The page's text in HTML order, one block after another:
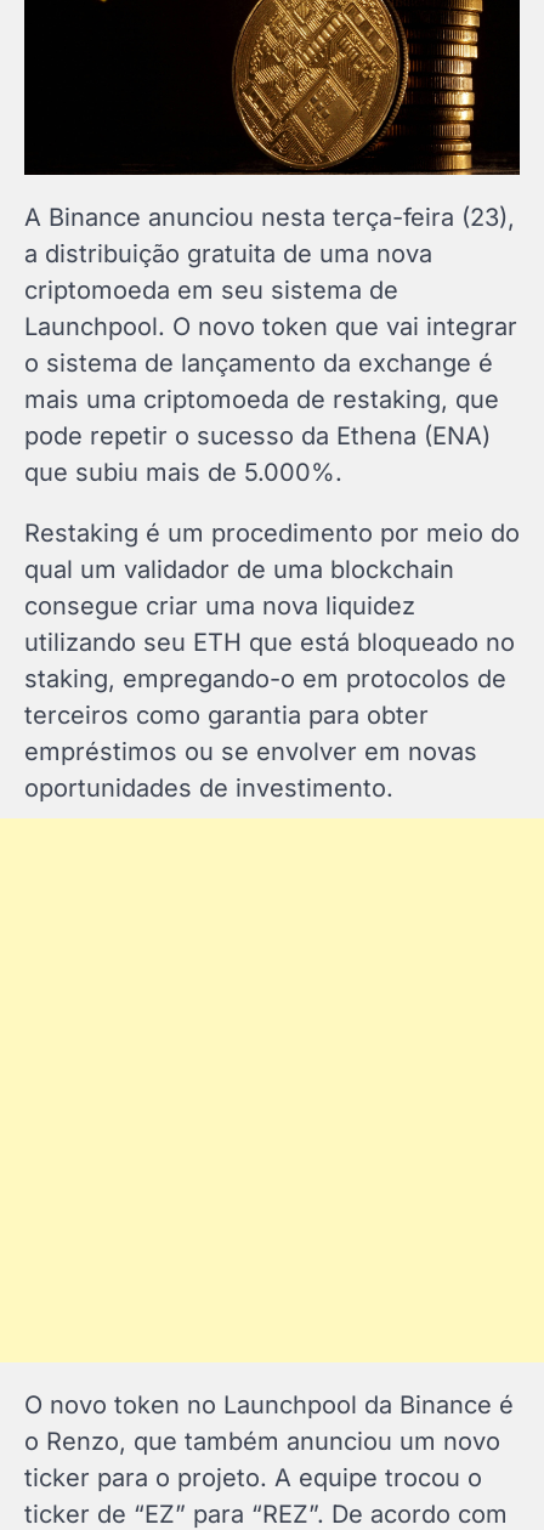
A Binance anunciou nesta terça-feira (23),
a distribuição gratuita de uma nova
criptomoeda em seu sistema de
Launchpool. O novo token que vai integrar
o sistema de lançamento da exchange é
mais uma criptomoeda de restaking, que
pode repetir o sucesso da Ethena (ENA)
que subiu mais de 5.000%.
Restaking é um procedimento por meio do
qual um validador de uma blockchain
consegue criar uma nova liquidez
utilizando seu ETH que está bloqueado no
staking, empregando-o em protocolos de
terceiros como garantia para obter
empréstimos ou se envolver em novas
oportunidades de investimento.
O novo token no Launchpool da Binance é
o Renzo, que também anunciou um novo
ticker para o projeto. A equipe trocou o
ticker de “EZ” para “REZ”. De acordo com